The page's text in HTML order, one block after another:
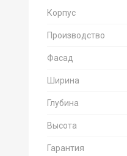
Корпус
Производство
Фасад
Ширина
Глубина
Высота
Гарантия